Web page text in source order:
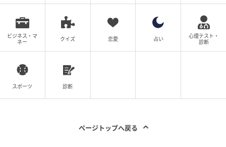
ビジネス・マ
ネー
クイズ 恋愛 占い
心理テスト・
診断
スポーツ 診断
ページトップへ戻る